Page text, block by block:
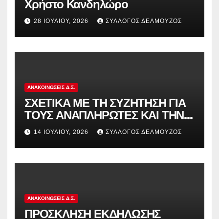
Χρήστο Κανδηλώρο
28 ΙΟΥΛΊΟΥ, 2026 ΣΎΛΛΟΓΟΣ ΔΕΛΜΟΎΖΟΣ
ΑΝΑΚΟΙΝΏΣΕΙΣ Δ.Σ.
ΣΧΕΤΙΚΑ ΜΕ ΤΗ ΣΥΖΗΤΗΣΗ ΓΙΑ
ΤΟΥΣ ΑΝΑΠΛΗΡΩΤΕΣ ΚΑΙ ΤΗΝ
ΠΑΡΑΠΟΜΠΗ ΤΗΣ ΕΛΛΑΔΑΣ
ΣΤΟ ΕΥΡΩΠΑΪΚΟ ΔΙΚΑΣΤΗΡΙΟ
14 ΙΟΥΛΊΟΥ, 2026 ΣΎΛΛΟΓΟΣ ΔΕΛΜΟΎΖΟΣ
ΑΝΑΚΟΙΝΏΣΕΙΣ Δ.Σ.
ΠΡΟΣΚΛΗΣΗ ΕΚΔΗΛΩΣΗΣ